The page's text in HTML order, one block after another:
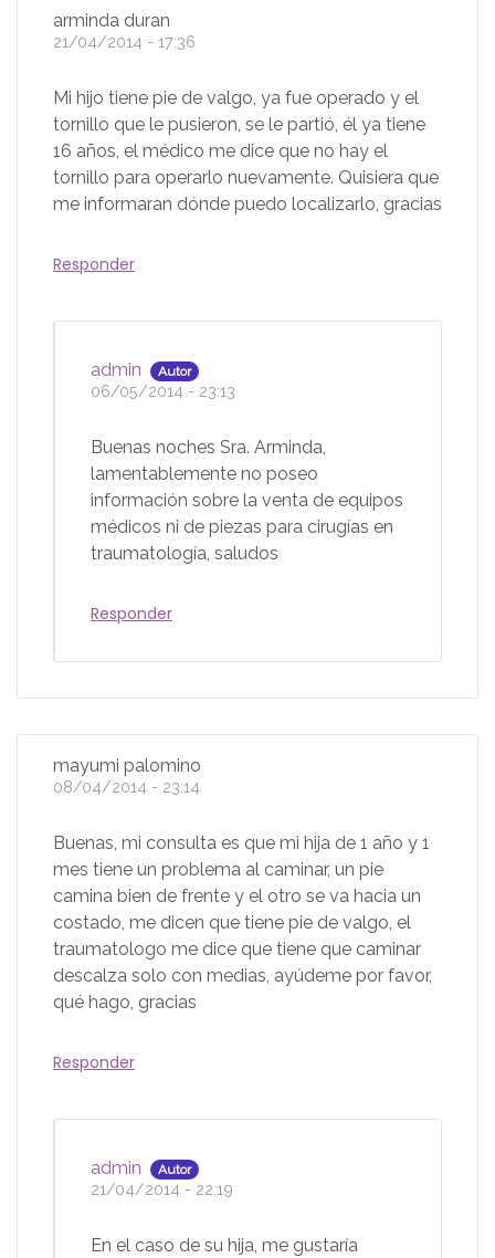
arminda duran
21/04/2014 - 17:36
Mi hijo tiene pie de valgo, ya fue operado y el
tornillo que le pusieron, se le partió, él ya tiene
16 años, el médico me dice que no hay el
tornillo para operarlo nuevamente. Quisiera que
me informaran dónde puedo localizarlo, gracias
Responder
admin Autor
06/05/2014 - 23:13
Buenas noches Sra. Arminda,
lamentablemente no poseo
información sobre la venta de equipos
médicos ni de piezas para cirugías en
traumatología, saludos
Responder
mayumi palomino
08/04/2014 - 23:14
Buenas, mi consulta es que mi hija de 1 año y 1
mes tiene un problema al caminar, un pie
camina bien de frente y el otro se va hacia un
costado, me dicen que tiene pie de valgo, el
traumatologo me dice que tiene que caminar
descalza solo con medias, ayúdeme por favor,
qué hago, gracias
Responder
admin Autor
21/04/2014 - 22:19
En el caso de su hija, me gustaría